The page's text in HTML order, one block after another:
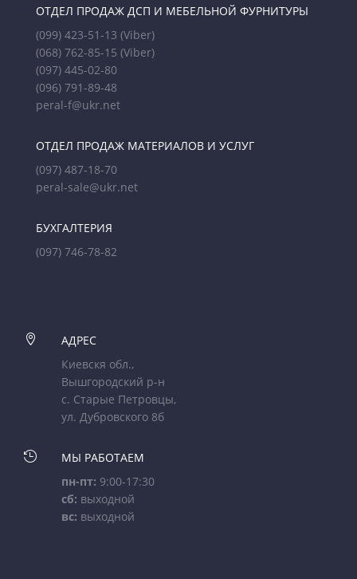
ОТДЕЛ ПРОДАЖ ДСП И МЕБЕЛЬНОЙ ФУРНИТУРЫ
(099) 423-51-13 (Viber)
(068) 762-85-15 (Viber)
(097) 445-02-80
(096) 791-89-48
peral-f@ukr.net
ОТДЕЛ ПРОДАЖ МАТЕРИАЛОВ И УСЛУГ
(097) 487-18-70
peral-sale@ukr.net
БУХГАЛТЕРИЯ
(097) 746-78-82

АДРЕС
Киевскя обл.,
Вышгородский р-н
с. Старые Петровцы,
ул. Дубровского 8б

МЫ РАБОТАЕМ
пн-пт: 9:00-17:30
сб: выходной
вс: выходной